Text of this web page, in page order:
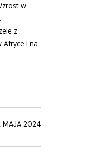
w
z
Afryce i na
MAJA 2024